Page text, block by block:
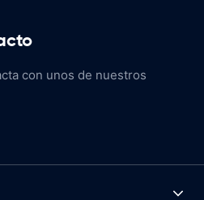
con unos de nuestros